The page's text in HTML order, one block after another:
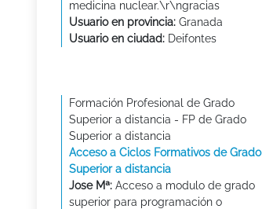
medicina nuclear.\r\ngracias
Usuario en provincia: Granada
Usuario en ciudad: Deifontes
Formación Profesional de Grado
Superior a distancia - FP de Grado
Superior a distancia
Acceso a Ciclos Formativos de Grado
Superior a distancia
Jose Mª: Acceso a modulo de grado
superior para programación o